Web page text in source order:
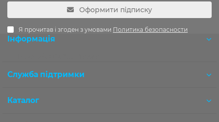
Оформити підписку
Я прочитав і згоден з умовами Политика безопасности
Інформація
Служба підтримки
Каталог